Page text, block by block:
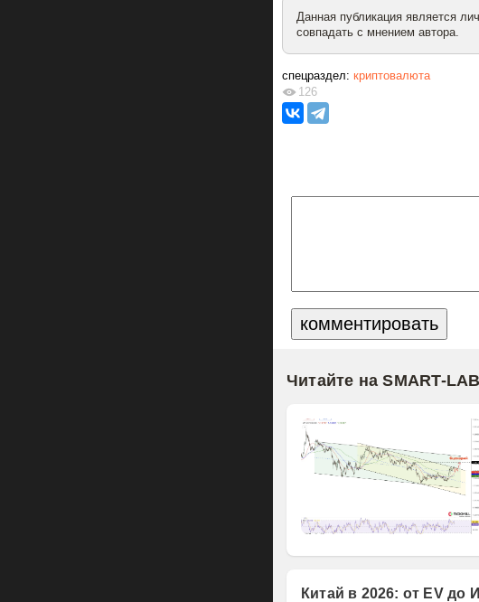
Данная публикация является
совпадать с мнением автора.
спецраздел: криптовалюта
126
Читайте на SMART-
Китай в 2026: от EV до